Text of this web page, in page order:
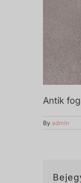
Antik
By admin